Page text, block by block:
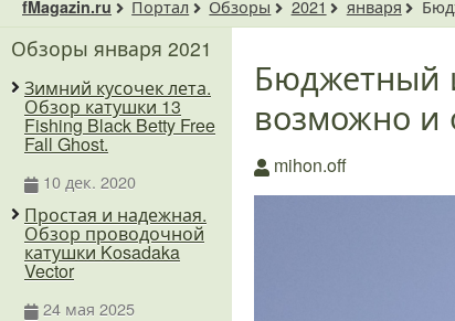
fMagazin.ru Портал Обзоры 2021 января
Бюджетный
возможно и
mihon.off
Обзоры января 2021
Зимний кусочек лета.
Обзор катушки 13
Fishing Black Betty Free
Fall Ghost.
10 дек. 2020
Простая и надежная.
Обзор проводочной
катушки Kosadaka
Vector
24 мая 2025